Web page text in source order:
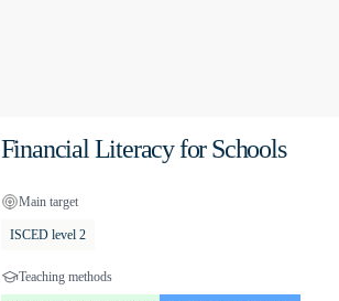
Financial Literacy for Schools
Main target
ISCED level 2
Teaching methods